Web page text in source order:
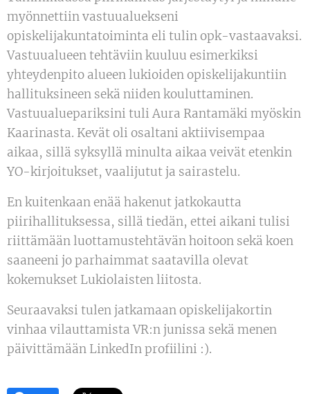
myönnettiin vastuualuekseni
opiskelijakuntatoiminta eli tulin opk-vastaavaksi.
Vastuualueen tehtäviin kuuluu esimerkiksi
yhteydenpito alueen lukioiden opiskelijakuntiin
hallituksineen sekä niiden kouluttaminen.
Vastuualuepariksini tuli Aura Rantamäki myöskin
Kaarinasta. Kevät oli osaltani aktiivisempaa
aikaa, sillä syksyllä minulta aikaa veivät etenkin
YO-kirjoitukset, vaalijutut ja sairastelu.
En kuitenkaan enää hakenut jatkokautta
piirihallituksessa, sillä tiedän, ettei aikani tulisi
riittämään luottamustehtävän hoitoon sekä koen
saaneeni jo parhaimmat saatavilla olevat
kokemukset Lukiolaisten liitosta.
Seuraavaksi tulen jatkamaan opiskelijakortin
vinhaa vilauttamista VR:n junissa sekä menen
päivittämään LinkedIn profiilini :).